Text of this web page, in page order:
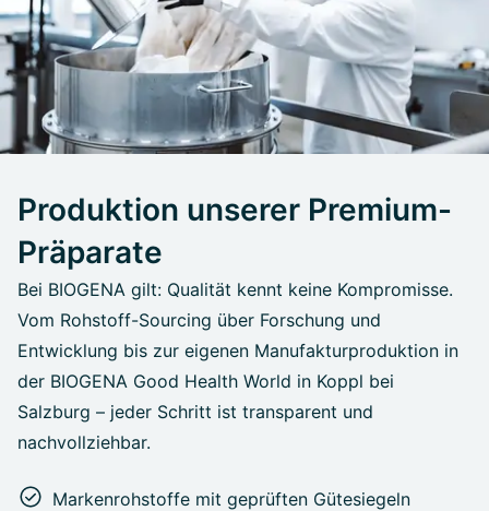
Produktion unserer Premium-
Präparate
Bei BIOGENA gilt: Qualität kennt keine Kompromisse.
Vom Rohstoff-Sourcing über Forschung und
Entwicklung bis zur eigenen Manufakturproduktion in
der BIOGENA Good Health World in Koppl bei
Salzburg – jeder Schritt ist transparent und
nachvollziehbar.
Markenrohstoffe mit geprüften Gütesiegeln